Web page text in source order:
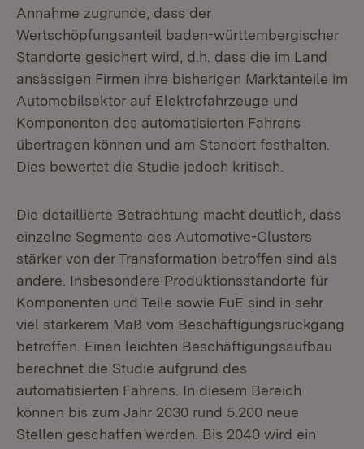
Annahme zugrunde, dass der
Wertschöpfungsanteil baden-württembergischer
Standorte gesichert wird, d.h. dass die im Land
ansässigen Firmen ihre bisherigen Marktanteile im
Automobilsektor auf Elektrofahrzeuge und
Komponenten des automatisierten Fahrens
übertragen können und am Standort festhalten.
Dies bewertet die Studie jedoch kritisch.
Die detaillierte Betrachtung macht deutlich, dass
einzelne Segmente des Automotive-Clusters
stärker von der Transformation betroffen sind als
andere. Insbesondere Produktionsstandorte für
Komponenten und Teile sowie FuE sind in sehr
viel stärkerem Maß vom Beschäftigungsrückgang
betroffen. Einen leichten Beschäftigungsaufbau
berechnet die Studie aufgrund des
automatisierten Fahrens. In diesem Bereich
können bis zum Jahr 2030 rund 5.200 neue
Stellen geschaffen werden. Bis 2040 wird ein